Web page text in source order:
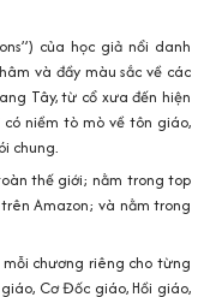
của học giả nổi danh
và đầy màu sắc về các
Tây, từ cổ xưa đến hiện
niềm tò mò về tôn giáo,
chung.
thế giới; nằm trong top
Amazon; và nằm trong
chương riêng cho từng
Cơ Đốc giáo, Hồi giáo,
Bản.